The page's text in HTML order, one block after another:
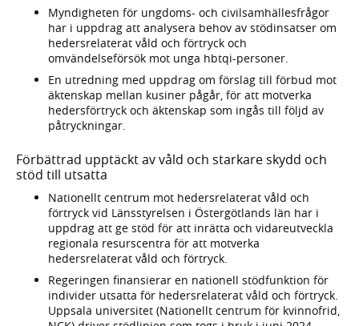
Myndigheten för ungdoms- och civilsamhällesfrågor
har i uppdrag att analysera behov av stödinsatser om
hedersrelaterat våld och förtryck och
omvändelseförsök mot unga hbtqi-personer.
En utredning med uppdrag om förslag till förbud mot
äktenskap mellan kusiner pågår, för att motverka
hedersförtryck och äktenskap som ingås till följd av
påtryckningar.
Förbättrad upptäckt av våld och starkare skydd och
stöd till utsatta
Nationellt centrum mot hedersrelaterat våld och
förtryck vid Länsstyrelsen i Östergötlands län har i
uppdrag att ge stöd för att inrätta och vidareutveckla
regionala resurscentra för att motverka
hedersrelaterat våld och förtryck.
Regeringen finansierar en nationell stödfunktion för
individer utsatta för hedersrelaterat våld och förtryck.
Uppsala universitet (Nationellt centrum för kvinnofrid,